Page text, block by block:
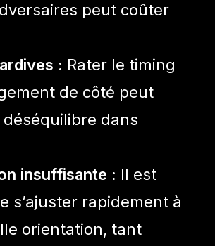
peut coûter
: Rater le timing
de côté peut
dans
insuffisante : Il est
s’ajuster rapidement à
orientation, tant